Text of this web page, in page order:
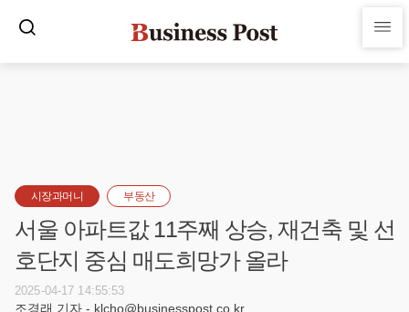
시장과머니 부동산
서울 아파트값 11주째 상승, 재건축 및 선
호단지 중심 매도희망가 올라
2025-04-17 14:55:53
조경래 기자 - klcho@businesspost.co.kr